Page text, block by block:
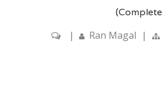
Complete)
Ran Magal |
|